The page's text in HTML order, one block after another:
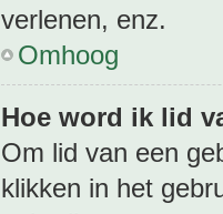
verlenen, enz.
Omhoog
Hoe word ik lid
Om lid van een
klikken in het